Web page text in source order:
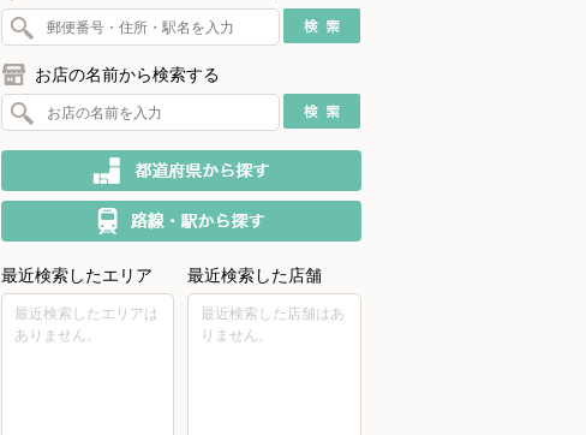
お店の名前から検索する
最近検索したエリア
最近検索したエリアは
ありません。
最近検索した店舗
最近検索した店舗はあ
りません。